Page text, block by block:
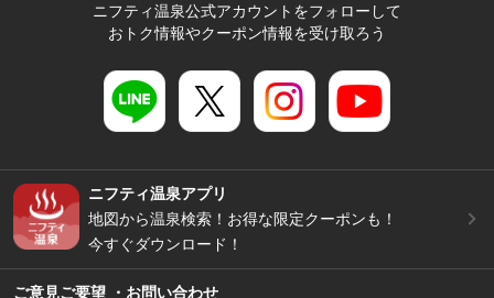
ニフティ温泉公式アカウントをフォローして
おトク情報やクーポン情報を受け取ろう
ニフティ温泉アプリ
地図から温泉検索！お得な限定クーポンも！
今すぐダウンロード！
ご意見ご要望 ・お問い合わせ